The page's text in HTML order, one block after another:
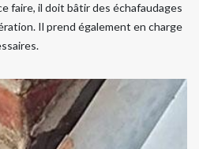
faire, il doit bâtir des échafaudages
Il prend également en charge